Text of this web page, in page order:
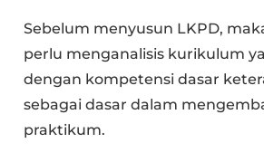
Sebelum menyusun LKPD,
perlu menganalisis kurikulum
dengan kompetensi dasar
sebagai dasar dalam
praktikum.